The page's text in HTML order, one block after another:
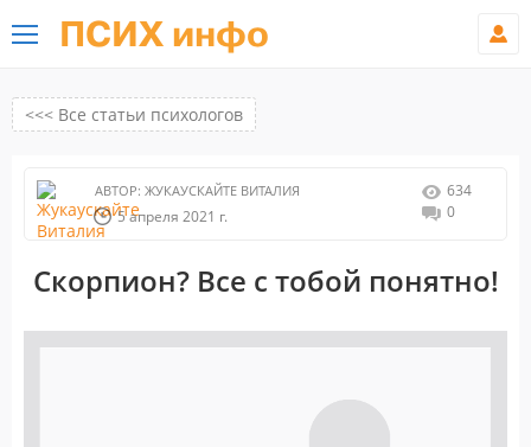
ПСИХ инфо
<<< Все статьи психологов
АВТОР: ЖУКАУСКАЙТЕ ВИТАЛИЯ
5 апреля 2021 г.
634
0
Скорпион? Все с тобой понятно!